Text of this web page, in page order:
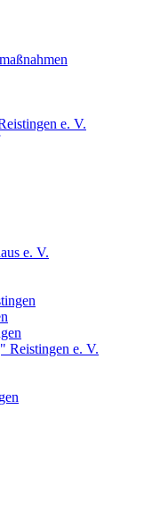
e. V.
e. V.
Reistingen e. V.